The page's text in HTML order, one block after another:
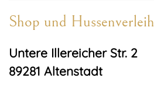
Shop und Hussenverleih
Untere Illereicher Str. 2
89281 Altenstadt